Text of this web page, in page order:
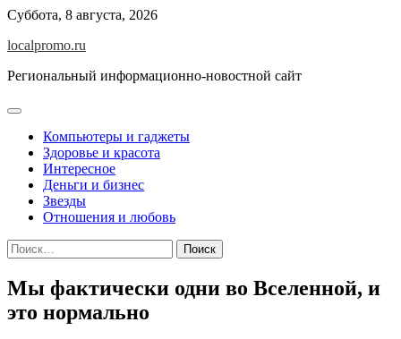
Перейти
содержимому
Суббота, 8 августа, 2026
localpromo.ru
Региональный информационно-новостной сайт
Компьютеры и гаджеты
Здоровье и красота
Интересное
Деньги и бизнес
Звезды
Отношения и любовь
Найти:
Мы фактически одни во Вселенной, и
это нормально